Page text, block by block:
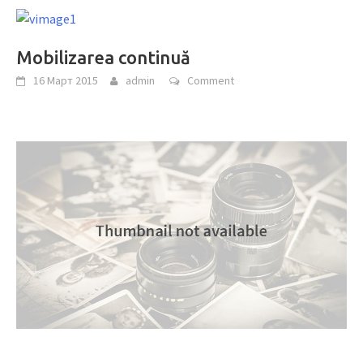
Mobilizarea continuă
16 Март 2015 admin Comment